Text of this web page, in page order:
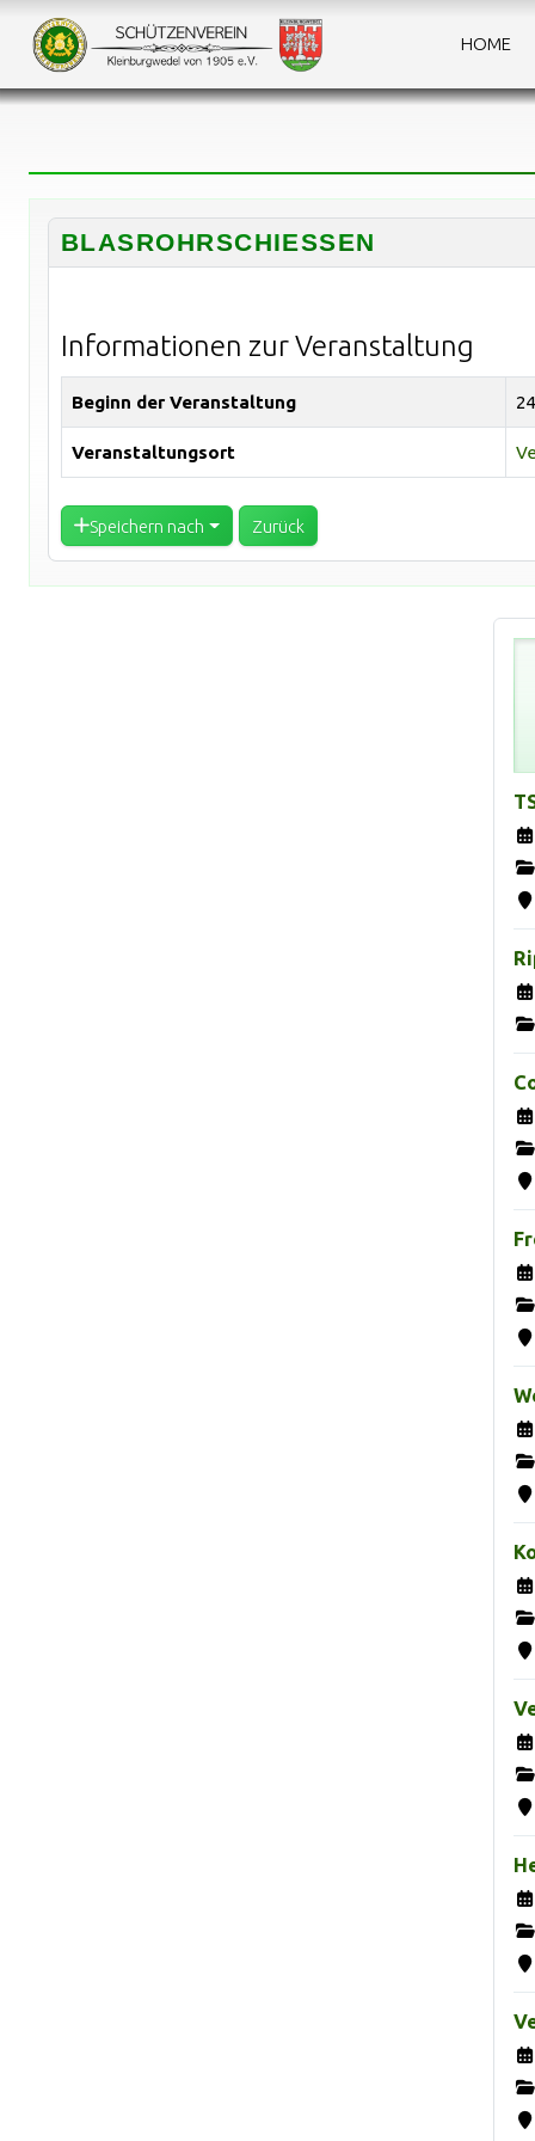
HOME
2
BLASROHRSCHIESSEN
Informationen zur Veranstaltung
Beginn der Veranstaltung
Veranstaltungsort
Speichern nach Zurück